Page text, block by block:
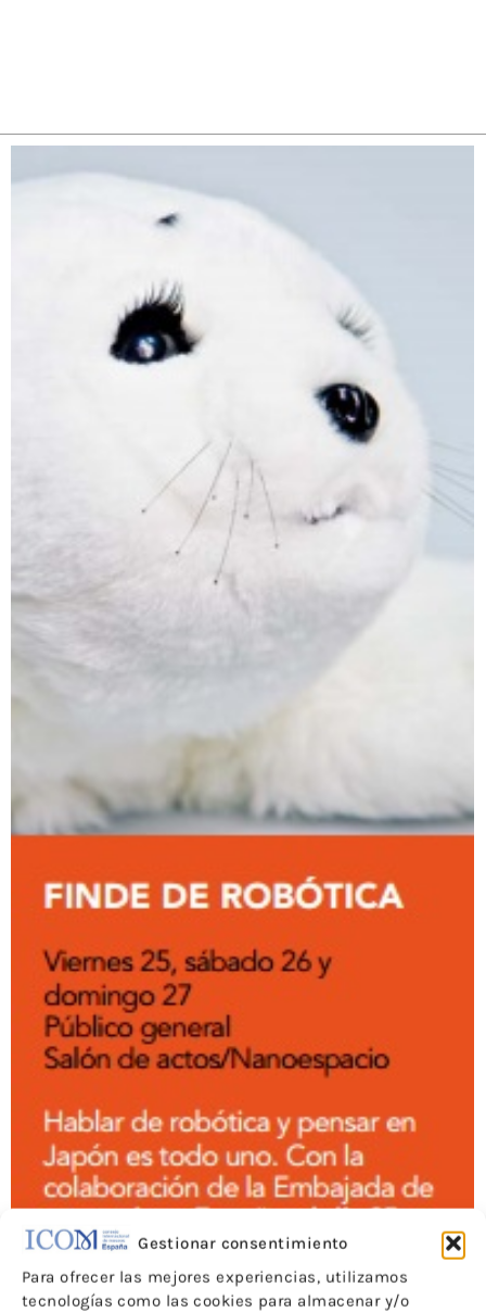
Gestionar consentimiento
Para ofrecer las mejores experiencias, utilizamos
tecnologías como las cookies para almacenar y/o